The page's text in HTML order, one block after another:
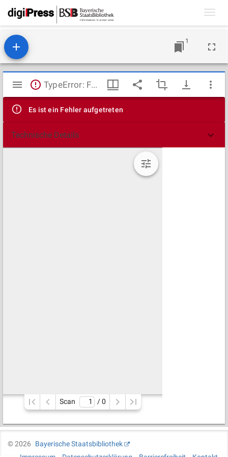
1
Mirador
Viewer
TypeError: Failed to fetch
Es ist ein Fehler aufgetreten
Technische Details
Scan / 0
©2026
Bayerische Staatsbibliothek